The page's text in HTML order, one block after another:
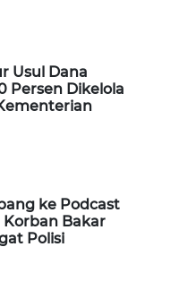
Usul Dana
Persen Dikelola
ke Podcast
Korban Bakar
Polisi